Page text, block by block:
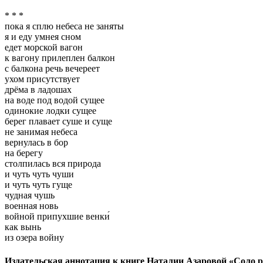
* * *
пока я сплю небеса не заняты
я и еду умнея сном
едет морской вагон
к вагону прилеплен балкон
с балкона речь вечереет
ухом присутствует
дрёма в ладошах
на воде под водой сущее
одинокие лодки сущее
берег плавает суше и суще
не занимая небеса
вернулась в бор
на берегу
столпилась вся природа
и чуть чуть чуши
и чуть чуть гуще
чудная чушь
военная новь
войной припухшие венки́
как вынь
из озера войну
Издательская аннотация к книге Наталии Азаровой «Соло